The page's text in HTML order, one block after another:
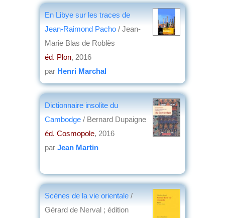
En Libye sur les traces de
Jean-Raimond Pacho / Jean-
Marie Blas de Roblès
éd. Plon, 2016
par Henri Marchal
Dictionnaire insolite du
Cambodge / Bernard Dupaigne
éd. Cosmopole, 2016
par Jean Martin
Scènes de la vie orientale /
Gérard de Nerval ; édition